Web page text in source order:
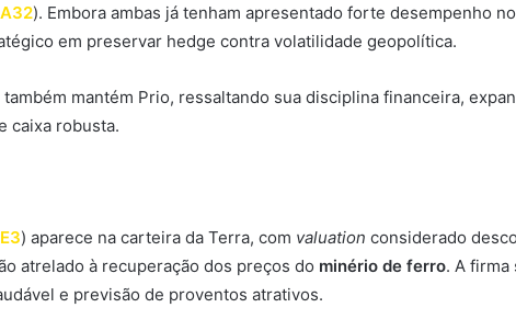
). Embora ambas já tenham apresentado forte desempenho
em preservar hedge contra volatilidade geopolítica.
mantém Prio, ressaltando sua disciplina financeira,
caixa robusta.
) aparece na carteira da Terra, com valuation considerado
atrelado à recuperação dos preços do minério de ferro. A firma
e previsão de proventos atrativos.